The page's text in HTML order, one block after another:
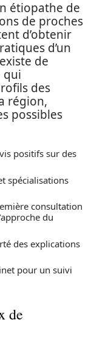
étiopathe de
de proches
d’obtenir
d’un
de
qui
des
région,
possibles
positifs sur des
spécialisations
consultation
du
des explications
pour un suivi
de